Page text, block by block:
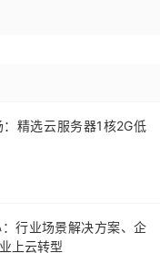
精选云服务器1核2G低
行业场景解决方案、企
上云转型